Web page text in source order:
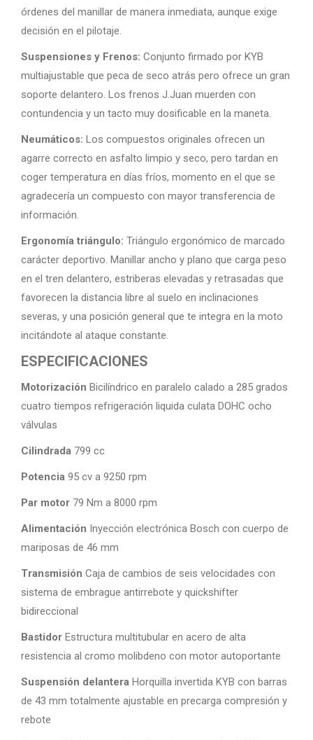
órdenes del manillar de manera inmediata, aunque exige
decisión en el pilotaje.
Suspensiones y Frenos: Conjunto firmado por KYB
multiajustable que peca de seco atrás pero ofrece un gran
soporte delantero. Los frenos J.Juan muerden con
contundencia y un tacto muy dosificable en la maneta.
Neumáticos: Los compuestos originales ofrecen un
agarre correcto en asfalto limpio y seco, pero tardan en
coger temperatura en días fríos, momento en el que se
agradecería un compuesto con mayor transferencia de
información.
Ergonomía triángulo: Triángulo ergonómico de marcado
carácter deportivo. Manillar ancho y plano que carga peso
en el tren delantero, estriberas elevadas y retrasadas que
favorecen la distancia libre al suelo en inclinaciones
severas, y una posición general que te integra en la moto
incitándote al ataque constante.
ESPECIFICACIONES
Motorización Bicilíndrico en paralelo calado a 285 grados
cuatro tiempos refrigeración liquida culata DOHC ocho
válvulas
Cilindrada 799 cc
Potencia 95 cv a 9250 rpm
Par motor 79 Nm a 8000 rpm
Alimentación Inyección electrónica Bosch con cuerpo de
mariposas de 46 mm
Transmisión Caja de cambios de seis velocidades con
sistema de embrague antirrebote y quickshifter
bidireccional
Bastidor Estructura multitubular en acero de alta
resistencia al cromo molibdeno con motor autoportante
Suspensión delantera Horquilla invertida KYB con barras
de 43 mm totalmente ajustable en precarga compresión y
rebote